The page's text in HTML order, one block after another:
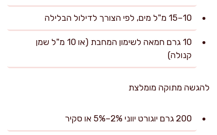
10–15 מ"ל מים, לפי הצורך לדילול הבלילה
10 גרם חמאה לשימון המחבת (או 10 מ"ל שמן
קנולה)
להגשה מתוקה מומלצת
200 גרם יוגורט יווני 2%–5% או סקיר